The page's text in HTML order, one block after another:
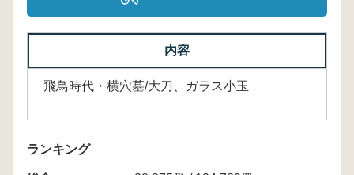
内容
飛鳥時代・横穴墓/大刀、ガラス小玉
ランキング